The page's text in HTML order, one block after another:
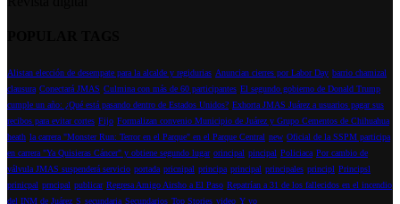
Alistan elección de desempate para la alcalde y regidurias Anuncian cierres por Labor Day barrio chamizal
clausura Conectará JMAS Culmina con más de 60 participantes El segundo gobierno de Donald Trump
cumple un año: ¿Qué está pasando dentro de Estados Unidos? Exhorta JMAS Juárez a usuarios pagar sus
recibos para evitar cortes Fijo Formalizan convenio Municipio de Juárez y Grupo Cementos de Chihuahua
heath la carrera "Monster Run: Terror en el Parque" en el Parque Central new Oficial de la SSPM participa
en carrera "Ya Quisieras Cáncer" y obtiene segundo lugar orincipal pincipal Policiaca Por cambio de
válvula JMAS suspenderá servicio portada pricnipal principa principal principales principl Principsl
prinicpal prncipal publicar Regresa Amigo Airsho a El Paso Repatrían a 31 de los fallecidos en el incendio
del INM de Juárez S secundaria Secundarios Top Stories video Y yo